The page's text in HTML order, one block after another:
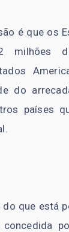
é que os
milhões
do
países
que está